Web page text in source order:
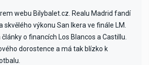
webu Bilybalet.cz. Realu Madrid fandí
skvělého výkonu San Ikera ve finále LM.
o financích Los Blancos a Castillu.
dorostence a má tak blízko k